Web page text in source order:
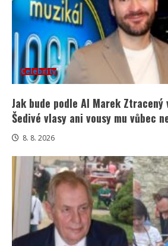
Celebrity
Jak bude podle AI Marek Ztracený
Šedivé vlasy ani vousy mu vůbec
8. 8. 2026